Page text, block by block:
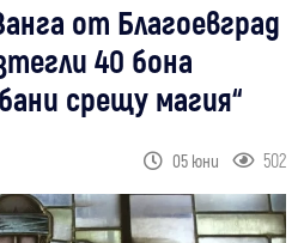
от Благоевград
40 бона
срещу магия“
05 юни 502